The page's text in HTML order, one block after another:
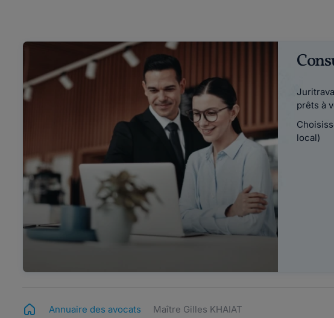
prêts à
local)
Annuaire des avocats Maître Gilles KHAIAT